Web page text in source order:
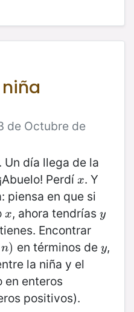
de Octubre de
Un día llega de la
Perdí x
x. Y
piensa en que si
x
x, ahora tendríasy
y
Encontrar
n)
) en términos de y
y,
la niña y el
en enteros
positivos).